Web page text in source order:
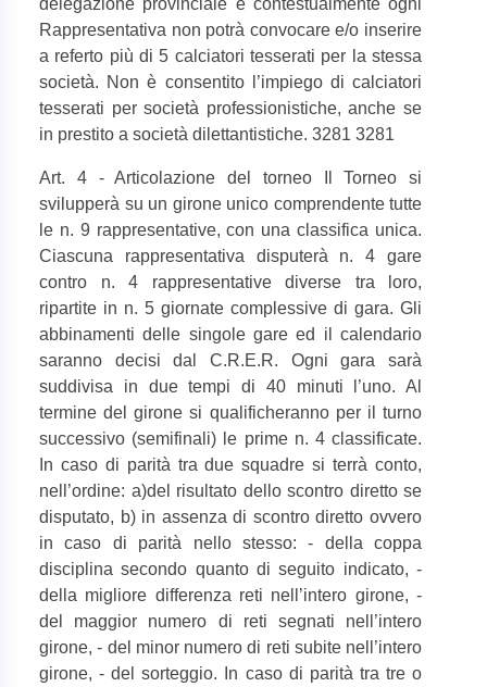
delegazione provinciale e contestualmente ogni
Rappresentativa non potrà convocare e/o inserire
a referto più di 5 calciatori tesserati per la stessa
società. Non è consentito l’impiego di calciatori
tesserati per società professionistiche, anche se
in prestito a società dilettantistiche. 3281 3281
Art. 4 - Articolazione del torneo Il Torneo si
svilupperà su un girone unico comprendente tutte
le n. 9 rappresentative, con una classifica unica.
Ciascuna rappresentativa disputerà n. 4 gare
contro n. 4 rappresentative diverse tra loro,
ripartite in n. 5 giornate complessive di gara. Gli
abbinamenti delle singole gare ed il calendario
saranno decisi dal C.R.E.R. Ogni gara sarà
suddivisa in due tempi di 40 minuti l’uno. Al
termine del girone si qualificheranno per il turno
successivo (semifinali) le prime n. 4 classificate.
In caso di parità tra due squadre si terrà conto,
nell’ordine: a)del risultato dello scontro diretto se
disputato, b) in assenza di scontro diretto ovvero
in caso di parità nello stesso: - della coppa
disciplina secondo quanto di seguito indicato, -
della migliore differenza reti nell’intero girone, -
del maggior numero di reti segnati nell’intero
girone, - del minor numero di reti subite nell’intero
girone, - del sorteggio. In caso di parità tra tre o